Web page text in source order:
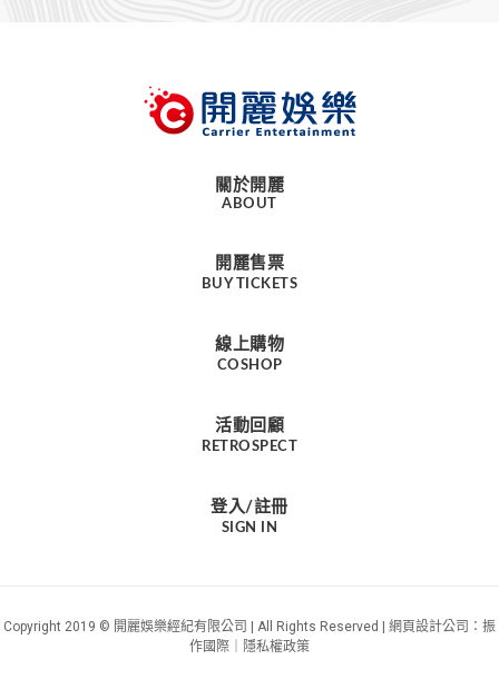
關於開麗
ABOUT
開麗售票
BUY TICKETS
線上購物
COSHOP
活動回顧
RETROSPECT
登入/註冊
SIGN IN
Copyright 2019 © 開麗娛樂經紀有限公司 | All Rights Reserved | 網頁設計公司
：振
作國際｜
隱私權政策